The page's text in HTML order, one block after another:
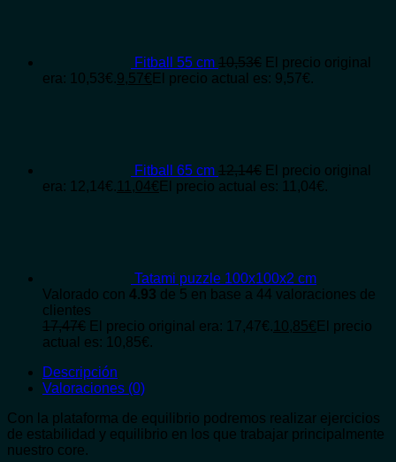
Fitball 55 cm 10,53€ El precio original
era: 10,53€.9,57€ El precio actual es: 9,57€.
Fitball 65 cm 12,14€ El precio original
era: 12,14€.11,04€ El precio actual es: 11,04€.
Tatami puzzle 100x100x2 cm
Valorado con 4.93 de 5 en base a 44 valoraciones de
clientes
17,47€ El precio original era: 17,47€.10,85€ El precio
actual es: 10,85€.
Descripción
Valoraciones (0)
Con la plataforma de equilibrio podremos realizar ejercicios
de estabilidad y equilibrio en los que trabajar principalmente
nuestro core.